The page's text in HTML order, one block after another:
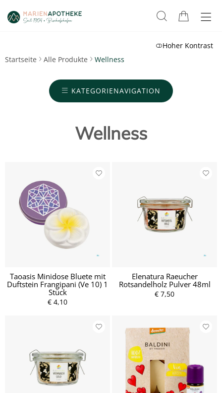
Hoher Kontrast
Startseite
Alle Produkte Wellness
KATEGORIENAVIGATION
Wellness
Taoasis Minidose Bluete mit
Duftstein Frangipani (Ve 10) 1
Stück
€ 4,10
Elenatura Raeucher
Rotsandelholz Pulver 48ml
€ 7,50